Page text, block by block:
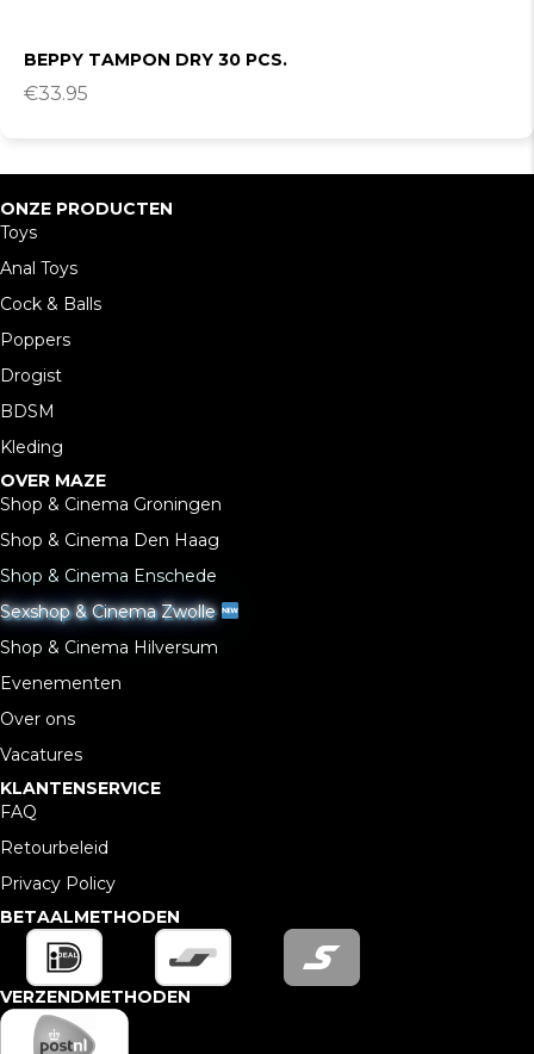
BEPPY TAMPON DRY 30 PCS.
€33.95
ONZE PRODUCTEN
Toys
Anal Toys
Cock & Balls
Poppers
Drogist
BDSM
Kleding
OVER MAZE
Shop & Cinema Groningen
Shop & Cinema Den Haag
Shop & Cinema Enschede
Sexshop & Cinema Zwolle
Shop & Cinema Hilversum
Evenementen
Over ons
Vacatures
KLANTENSERVICE
FAQ
Retourbeleid
Privacy Policy
BETAALMETHODEN
VERZENDMETHODEN